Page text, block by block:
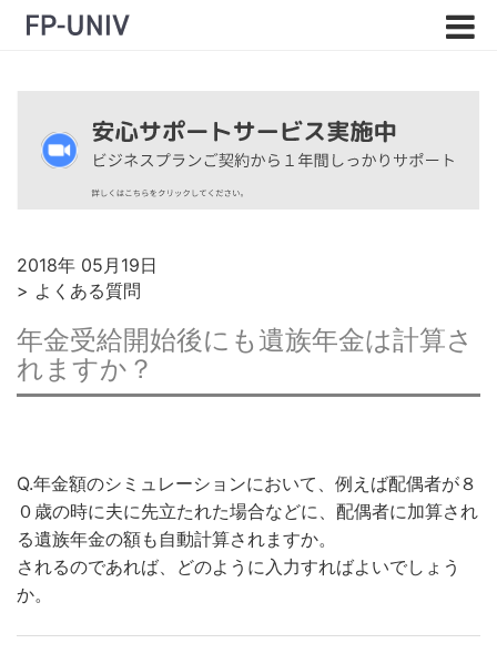
2018年 05月19日
> よくある質問
年金受給開始後にも遺族年金は計算さ
れますか？
Q.年金額のシミュレーションにおいて、例えば配偶者が８
０歳の時に夫に先立たれた場合などに、配偶者に加算され
る遺族年金の額も自動計算されますか。
されるのであれば、どのように入力すればよいでしょう
か。